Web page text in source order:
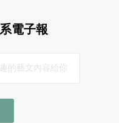
電子報